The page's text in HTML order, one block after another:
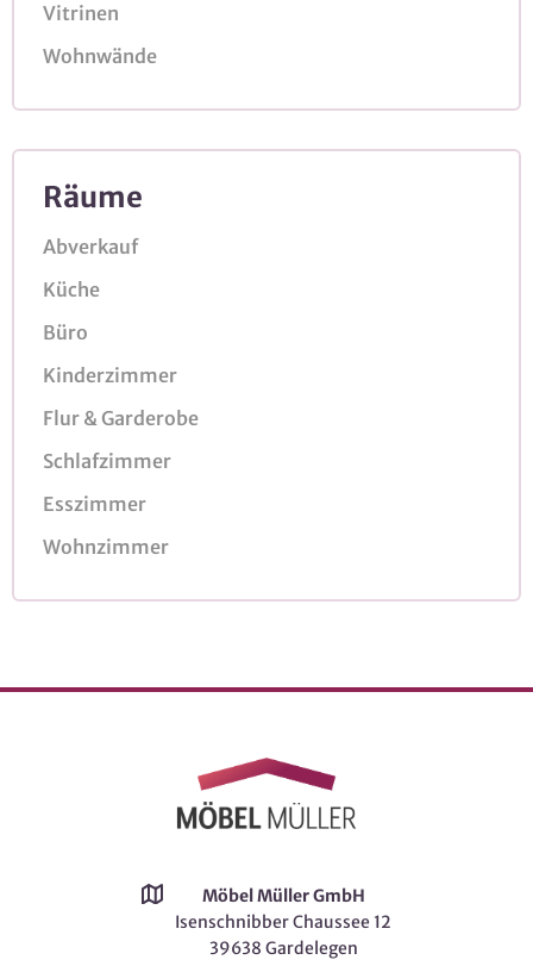
Vitrinen
Wohnwände
Räume
Abverkauf
Küche
Büro
Kinderzimmer
Flur & Garderobe
Schlafzimmer
Esszimmer
Wohnzimmer
Möbel Müller GmbH
Isenschnibber Chaussee 12
39638 Gardelegen